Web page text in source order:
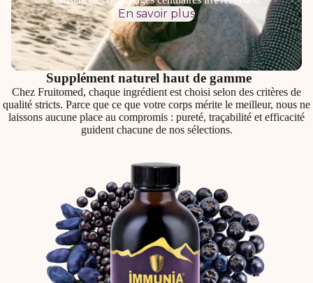
En savoir plus
Supplément naturel haut de gamme
Chez Fruitomed, chaque ingrédient est choisi selon des critères de
qualité stricts. Parce que ce que votre corps mérite le meilleur, nous ne
laissons aucune place au compromis : pureté, traçabilité et efficacité
guident chacune de nos sélections.